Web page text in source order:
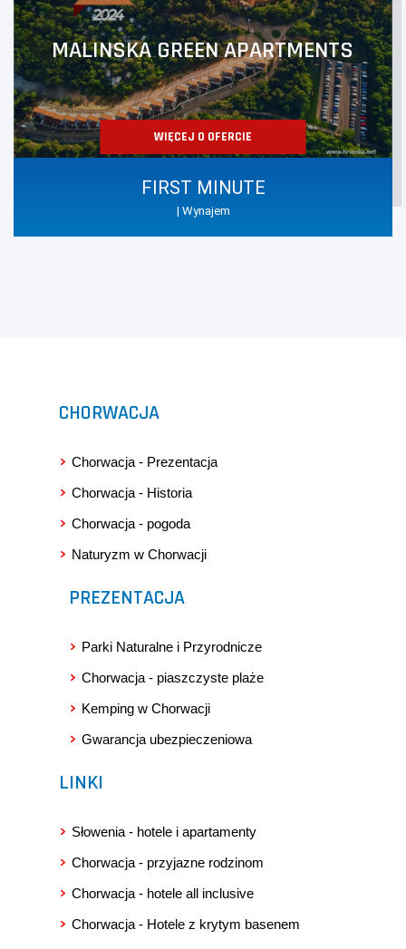
MALINSKA GREEN APARTMENTS
WIĘCEJ O OFERCIE
FIRST MINUTE
| Wynajem
CHORWACJA
Chorwacja - Prezentacja
Chorwacja - Historia
Chorwacja - pogoda
Naturyzm w Chorwacji
PREZENTACJA
Parki Naturalne i Przyrodnicze
Chorwacja - piaszczyste plaże
Kemping w Chorwacji
Gwarancja ubezpieczeniowa
LINKI
Słowenia - hotele i apartamenty
Chorwacja - przyjazne rodzinom
Chorwacja - hotele all inclusive
Chorwacja - Hotele z krytym basenem